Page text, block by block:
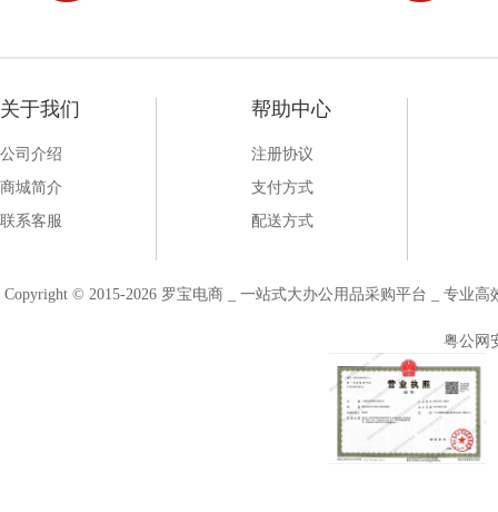
关于我们
公司介绍
商城简介
联系客服
帮助中心
注册协议
支付方式
配送方式
Copyright © 2015-2026 罗宝电商 _ 一站式大办公用品采购平台 _ 专业
粤公网